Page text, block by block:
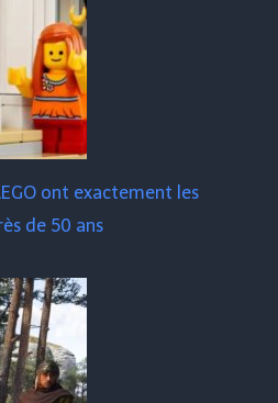
ont exactement les
de 50 ans